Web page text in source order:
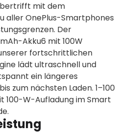
mit dem
aller OnePlus-Smartphones
Der
Akku6 mit 100W
unserer fortschrittlichen
lädt ultraschnell und
ein längeres
zum nächsten Laden. 1–100
100-W-Aufladung im Smart